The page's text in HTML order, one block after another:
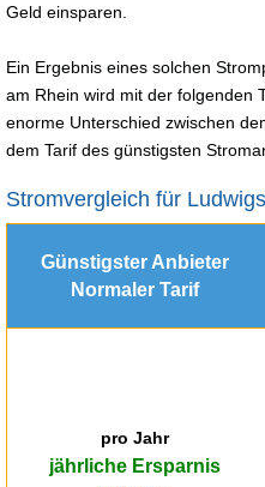
Geld einsparen.
Ein Ergebnis eines solchen
am Rhein wird mit der folgenden
enorme Unterschied zwischen
dem Tarif des günstigsten
Stromvergleich für
Günstigster Anbieter
Normaler Tarif
pro Jahr
jährliche Ersparnis